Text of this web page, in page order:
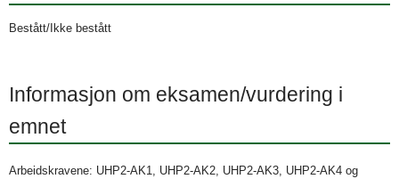
Bestått/Ikke bestått
Informasjon om eksamen/vurdering i
emnet
Arbeidskravene: UHP2-AK1, UHP2-AK2, UHP2-AK3, UHP2-AK4 og